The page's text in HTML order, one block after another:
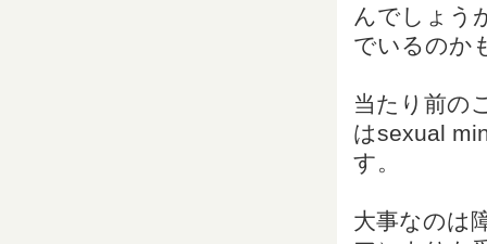
んでしょう
でいるのか
当たり前の
はsexual
す。
大事なのは